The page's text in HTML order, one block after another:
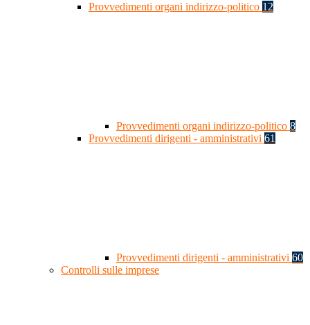
Provvedimenti organi indirizzo-politico 12
Provvedimenti organi indirizzo-politico 8
Provvedimenti dirigenti - amministrativi 61
Provvedimenti dirigenti - amministrativi 60
Controlli sulle imprese